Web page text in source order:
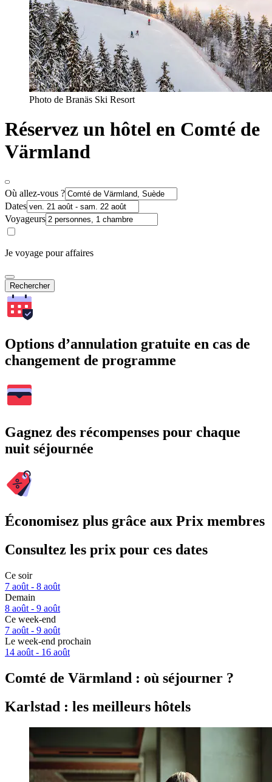
Photo de Branäs Ski Resort
Réservez un hôtel en Comté de
Värmland
Où allez-vous ?
Dates
Voyageurs
Je voyage pour affaires
Rechercher
Options d’annulation gratuite en cas de
changement de programme
Gagnez des récompenses pour chaque
nuit séjournée
Économisez plus grâce aux Prix membres
Consultez les prix pour ces dates
Ce soir
7 août - 8 août
Demain
8 août - 9 août
Ce week-end
7 août - 9 août
Le week-end prochain
14 août - 16 août
Comté de Värmland : où séjourner ?
Karlstad : les meilleurs hôtels